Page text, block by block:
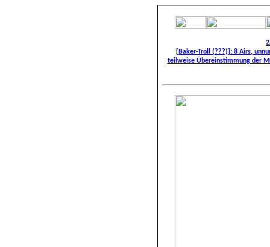
[Baker-Troll (???)]: 8 Airs,
teilweise Übereinstimmung der